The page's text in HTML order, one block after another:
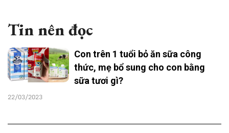
Tin nên đọc
Con trên 1 tuổi bỏ ăn sữa công
thức, mẹ bổ sung cho con bằng
sữa tươi gì?
22/03/2023